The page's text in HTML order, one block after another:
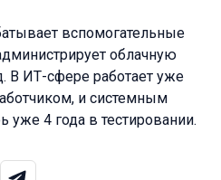
вспомогательные
облачную
В ИТ-сфере работает уже
и системным
уже 4 года в тестировании.